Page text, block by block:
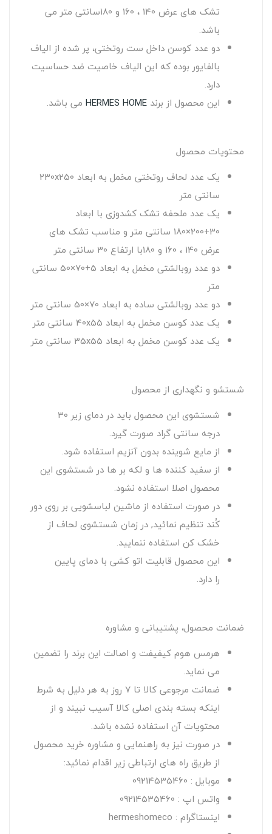
تشک های عرض 140 ، 160 و 180سانتی متر می
باشد.
دو عدد کوسن داخل ست روتختی، پر شده از الیاف
بالفایور بوده که این الیاف خاصیت ضد حساسیت
دارد.
این محصول از برند HERMES HOME می باشد.
محتویات محصول
یک عدد لحاف روتختی مخمل به ابعاد 230x250
سانتی متر
یک عدد ملحفه تشک کشدوزی با ابعاد
30+200×180 سانتی متر و مناسب تشک های
عرض 140 ، 160 و 180با ارتفاع 30 سانتی متر
دو عدد روبالشتی مخمل به ابعاد 5+70×50 سانتی
متر
دو عدد روبالشتی ساده به ابعاد 70×50 سانتی متر
یک عدد کوسن مخمل به ابعاد 40x55 سانتی متر
یک عدد کوسن مخمل به ابعاد 35x55 سانتی متر
شستشو و نگهداری از محصول
شستشوی این محصول باید در دمای زیر 30
درجه سانتی گراد صورت گیرد.
از مایع شوینده بدون آنزیم استفاده شود.
از سفید کننده ها و لکه بر ها در شستشوی این
محصول اصلا استفاده نشود.
در صورت استفاده از ماشین لباسشویی بر روی دور
کُند تنظیم نمائید, در زمان شستشوی لحاف از
خشک کن استفاده ننمایید.
این محصول قابلیت اتو کشی با دمای پایین
را دارد.
ضمانت محصول، پشتیبانی و مشاوره
هرمس هوم کیفیفت و اصالت این برند را تضمین
می نماید.
ضمانت مرجوعی کالا تا 7 روز به هر دلیل به شرط
اینکه بسته بندی اصلی کالا آسیب نبیند و از
محتویات آن استفاده نشده باشد.
در صورت نیز به راهنمایی و مشاوره خرید محصول
از طریق راه های ارتباطی زیر اقدام نمائید:
موبایل : 09214535460
واتس اپ : 09214535460
اینستاگرام : hermeshomeco